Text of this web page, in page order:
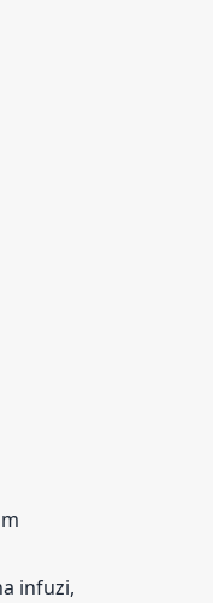
infuzi,